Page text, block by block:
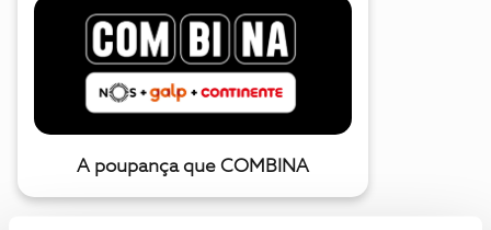
A poupança que COMBINA